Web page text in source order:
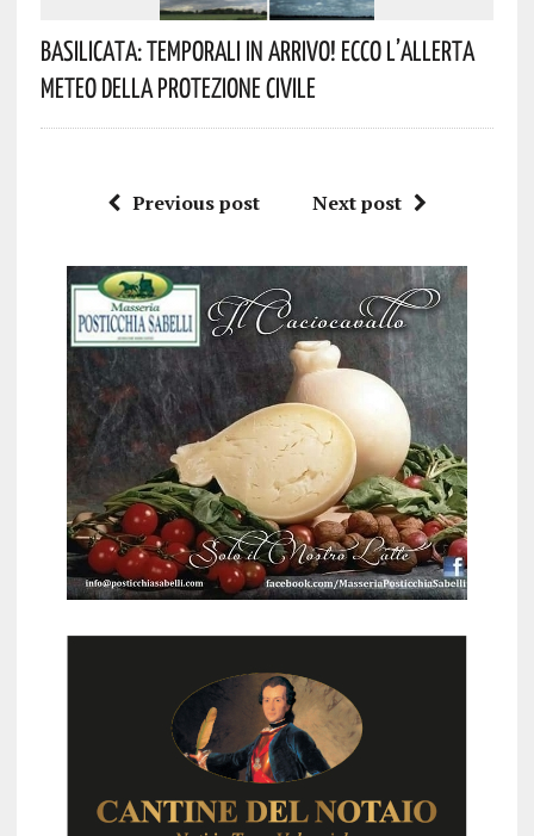
Basilicata: Temporali In Arrivo! Ecco L’allerta
Meteo Della Protezione Civile
Previous post Next post